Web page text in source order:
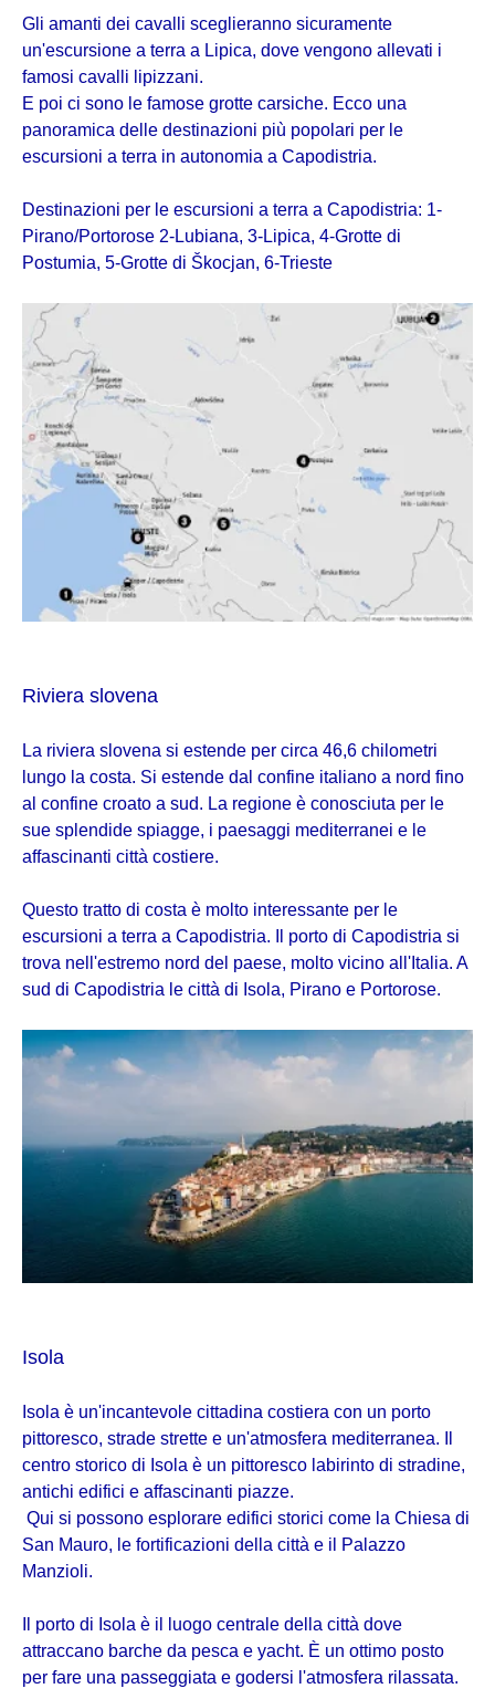
Gli amanti dei cavalli sceglieranno sicuramente
un'escursione a terra a Lipica, dove vengono allevati i
famosi cavalli lipizzani.
E poi ci sono le famose grotte carsiche. Ecco una
panoramica delle destinazioni più popolari per le
escursioni a terra in autonomia a Capodistria.
Destinazioni per le escursioni a terra a Capodistria: 1-
Pirano/Portorose 2-Lubiana, 3-Lipica, 4-Grotte di
Postumia, 5-Grotte di Škocjan, 6-Trieste
Riviera slovena
La riviera slovena si estende per circa 46,6 chilometri
lungo la costa. Si estende dal confine italiano a nord fino
al confine croato a sud. La regione è conosciuta per le
sue splendide spiagge, i paesaggi mediterranei e le
affascinanti città costiere.
Questo tratto di costa è molto interessante per le
escursioni a terra a Capodistria. Il porto di Capodistria si
trova nell'estremo nord del paese, molto vicino all'Italia. A
sud di Capodistria le città di Isola, Pirano e Portorose.
Isola
Isola è un'incantevole cittadina costiera con un porto
pittoresco, strade strette e un'atmosfera mediterranea. Il
centro storico di Isola è un pittoresco labirinto di stradine,
antichi edifici e affascinanti piazze.
Qui si possono esplorare edifici storici come la Chiesa di
San Mauro, le fortificazioni della città e il Palazzo
Manzioli.
Il porto di Isola è il luogo centrale della città dove
attraccano barche da pesca e yacht. È un ottimo posto
per fare una passeggiata e godersi l'atmosfera rilassata.